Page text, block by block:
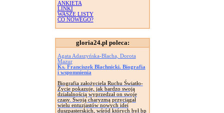
ANKIETA
LINKI
WASZE LISTY
CO NOWEGO?
gloria24.pl poleca:
Agata Adaszyńska-Blacha, Dorota
Mazur
Ks. Franciszek Blachnicki. Biografia
i wspomnienia
Biografia założyciela Ruchu Światło-
Życie pokazuje, jak bardzo swoją
działalnością wyprzedzał on swoje
czasy. Swoją charyzmą przyciągał
wielu entuzjastów nowych idei
duszpasterskich, wśród których był bp